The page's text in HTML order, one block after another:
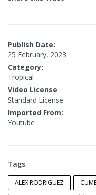
Publish Date:
25 February, 2023
Category:
Tropical
Video License
Standard License
Imported From:
Youtube
Tags
ALEX RODRIGUEZ